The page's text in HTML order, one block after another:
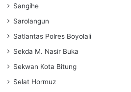
Sangihe
Sarolangun
Satlantas Polres Boyolali
Sekda M. Nasir Buka
Sekwan Kota Bitung
Selat Hormuz